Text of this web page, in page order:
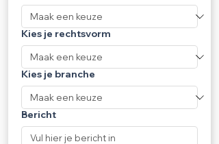
Kies je rechtsvorm
Kies je branche
Bericht